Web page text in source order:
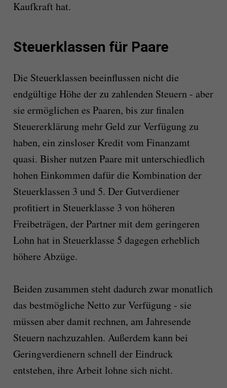
Kaufkraft hat.
Steuerklassen für Paare
Die Steuerklassen beeinflussen nicht die
endgültige Höhe der zu zahlenden Steuern - aber
sie ermöglichen es Paaren, bis zur finalen
Steuererklärung mehr Geld zur Verfügung zu
haben, ein zinsloser Kredit vom Finanzamt
quasi. Bisher nutzen Paare mit unterschiedlich
hohen Einkommen dafür die Kombination der
Steuerklassen 3 und 5. Der Gutverdiener
profitiert in Steuerklasse 3 von höheren
Freibeträgen, der Partner mit dem geringeren
Lohn hat in Steuerklasse 5 dagegen erheblich
höhere Abzüge.
Beiden zusammen steht dadurch zwar monatlich
das bestmögliche Netto zur Verfügung - sie
müssen aber damit rechnen, am Jahresende
Steuern nachzuzahlen. Außerdem kann bei
Geringverdienern schnell der Eindruck
entstehen, ihre Arbeit lohne sich nicht.